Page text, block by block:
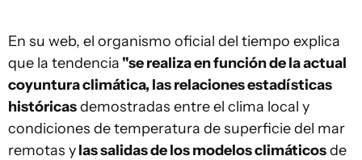
En su web, el organismo oficial del tiempo explica
que la tendencia "se realiza en función de la actual
coyuntura climática, las relaciones estadísticas
históricasdemostradas entre el clima local y
condiciones de temperatura de superficie del mar
remotas ylas salidas de los modelos climáticosde